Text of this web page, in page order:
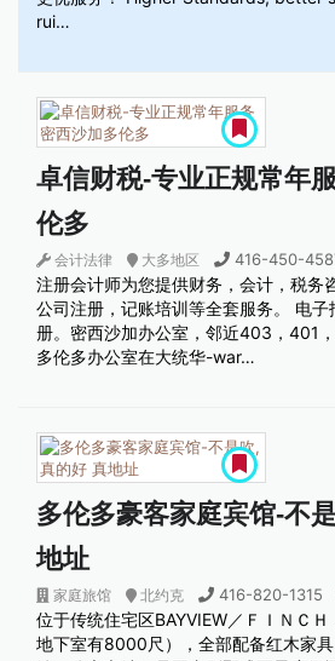
rui…
卓信财税-专业正规常年
伦多
会计法律 大多地区 416-450-
注册会计师为您提供财务，会计，税务
公司注册，记账培训等全套服务。 电
册。密西沙加办公室，邻近403，401
多伦多办公室在大统华-war…
多伦多豪客家庭宾馆-不
地址
家庭旅馆 北约克 416-820-1315
位于传统住宅区BAYVIEW／ＦＩＮＣ
地下室有8000尺），全部配备红木家